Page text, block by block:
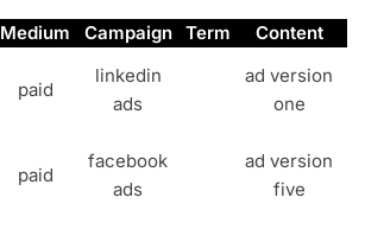
Medium Campaign Term Content
paid
linkedin
ads
ad version
one
paid
facebook
ads
ad version
five